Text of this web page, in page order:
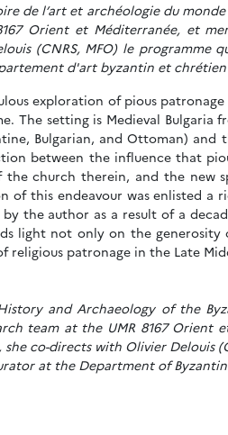
de l’art et archéologie du
Orient et Méditerranée, et
(CNRS, MFO) le programme
d'art byzantin et chrétien
exploration of pious
The setting is Medieval
Bulgarian, and Ottoman)
between the influence that
church therein, and the
this endeavour was enlisted a
by the author as a result of a
light not only on the
patronage in the Late
and Archaeology of the
team at the UMR 8167
co-directs with Olivier
at the Department of